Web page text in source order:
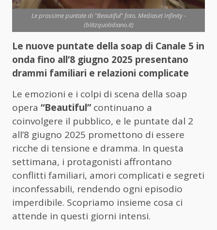
Le prossime puntate di "Beautiful" foto. Mediaset Infinity -
(blitzquotidiano.it)
Le nuove puntate della soap di Canale 5 in
onda fino all’8 giugno 2025 presentano
drammi familiari e relazioni complicate
Le emozioni e i colpi di scena della soap
opera “Beautiful”continuano a
coinvolgere il pubblico, e le puntate dal 2
all’8 giugno 2025 promettono di essere
ricche di tensione e dramma. In questa
settimana, i protagonisti affrontano
conflitti familiari, amori complicati e segreti
inconfessabili, rendendo ogni episodio
imperdibile. Scopriamo insieme cosa ci
attende in questi giorni intensi.